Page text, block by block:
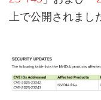
上で公開されまし